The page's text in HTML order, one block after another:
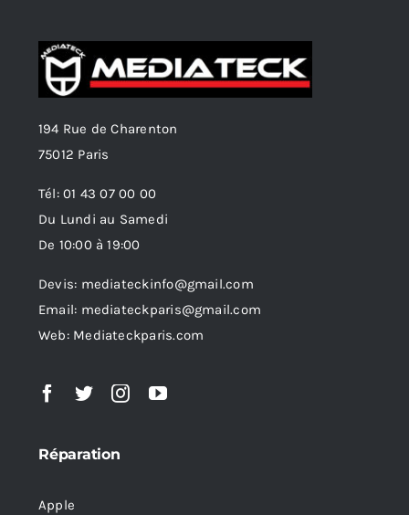
194 Rue de Charenton
75012 Paris
Tél: 01 43 07 00 00
Du Lundi au Samedi
De 10:00 à 19:00
Devis: mediateckinfo@gmail.com
Email: mediateckparis@gmail.com
Web: Mediateckparis.com
Réparation
Apple